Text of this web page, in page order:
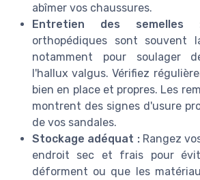
abîmer vos chaussures.
Entretien des semelles
orthopédiques sont souvent
notamment pour soulager
l'hallux valgus. Vérifiez
bien en place et propres. Les
montrent des signes d'usure
de vos sandales.
Stockage adéquat :Rangez
endroit sec et frais pour
déforment ou que les